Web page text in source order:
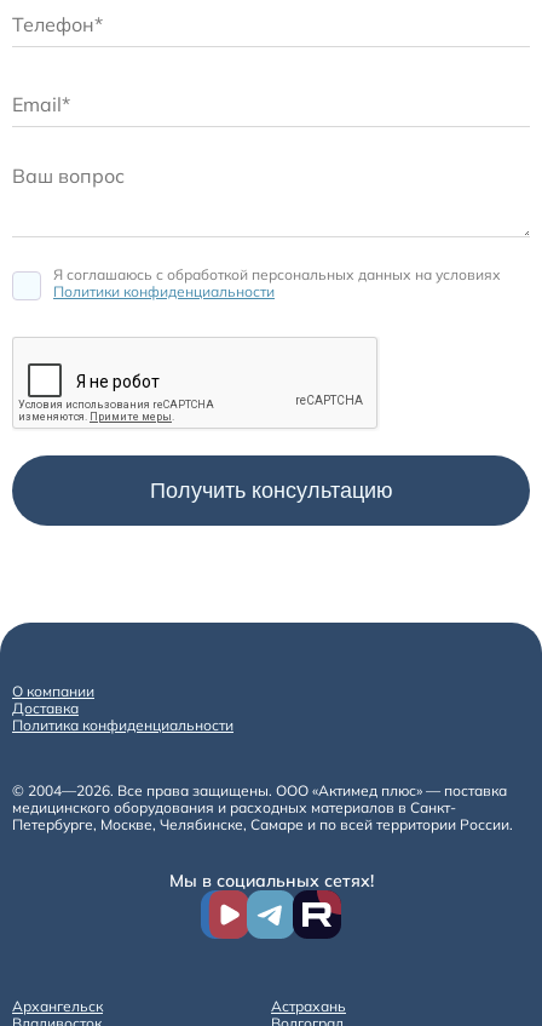
Я соглашаюсь c обработкой персональных данных на условиях
Политики конфиденциальности
О компании
Доставка
Политика конфиденциальности
© 2004—2026. Все права защищены. ООО «Актимед плюс» — поставка
медицинского оборудования и расходных материалов в Санкт-
Петербурге, Москве, Челябинске, Самаре и по всей территории России.
Мы в социальных сетях!
Архангельск
Астрахань